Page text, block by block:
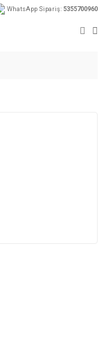
WhatsApp Sipariş: 5355700960